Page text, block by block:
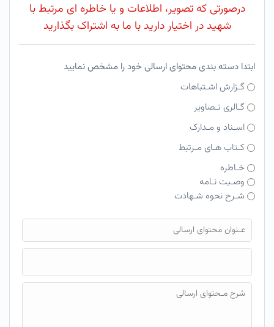
درصورتی که تصویر، اطلاعات و یا خاطره ای مرتبط با
شهید در اختیار دارید با ما به اشتراک بگذارید
ابتدا دسته بندی محتوای ارسالی خود را مشخص نمایید
گـزارش اشـتباهات
گـالری تـصاویر
اسـناد و مـدارک
کـتاب هـای مـرتبط
خـاطره
وصـیت نـامه
شـرح نحوه شـهادت
فایل محتوای ارسالی